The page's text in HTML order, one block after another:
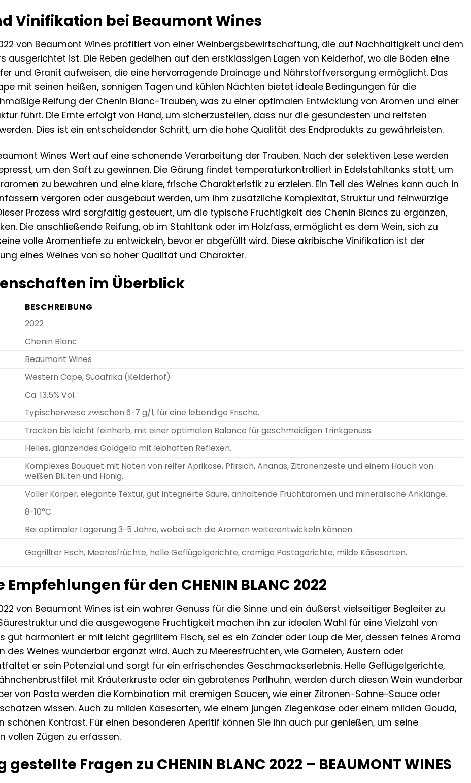
Vinifikation bei Beaumont Wines
2022 von Beaumont Wines profitiert von einer Weinbergsbewirtschaftung, die auf Nachhaltigkeit und dem
ausgerichtet ist. Die Reben gedeihen auf den erstklassigen Lagen von Kelderhof, wo die Böden eine
und Granit aufweisen, die eine hervorragende Drainage und Nährstoffversorgung ermöglicht. Das
mit seinen heißen, sonnigen Tagen und kühlen Nächten bietet ideale Bedingungen für die
Reifung der Chenin Blanc-Trauben, was zu einer optimalen Entwicklung von Aromen und einer
führt. Die Ernte erfolgt von Hand, um sicherzustellen, dass nur die gesündesten und reifsten
Dies ist ein entscheidender Schritt, um die hohe Qualität des Endprodukts zu gewährleisten.
Wines Wert auf eine schonende Verarbeitung der Trauben. Nach der selektiven Lese werden
um den Saft zu gewinnen. Die Gärung findet temperaturkontrolliert in Edelstahltanks statt, um
zu bewahren und eine klare, frische Charakteristik zu erzielen. Ein Teil des Weines kann auch in
vergoren oder ausgebaut werden, um ihm zusätzliche Komplexität, Struktur und feinwürzige
Prozess wird sorgfältig gesteuert, um die typische Fruchtigkeit des Chenin Blancs zu ergänzen,
Die anschließende Reifung, ob im Stahltank oder im Holzfass, ermöglicht es dem Wein, sich zu
volle Aromentiefe zu entwickeln, bevor er abgefüllt wird. Diese akribische Vinifikation ist der
eines Weines von so hoher Qualität und Charakter.
im Überblick
BESCHREIBUNG
2022
Chenin Blanc
Beaumont Wines
Western Cape, Südafrika (Kelderhof)
Ca. 13.5% Vol.
Typischerweise zwischen 6-7 g/l, für eine lebendige Frische.
Trocken bis leicht feinherb, mit einer optimalen Balance für geschmeidigen Trinkgenuss.
Helles, glänzendes Goldgelb mit lebhaften Reflexen.
Komplexes Bouquet mit Noten von reifer Aprikose, Pfirsich, Ananas, Zitronenzeste und einem Hauch von
weißen Blüten und Honig.
Voller Körper, elegante Textur, gut integrierte Säure, anhaltende Fruchtaromen und mineralische Anklänge.
8-10°C
Bei optimaler Lagerung 3-5 Jahre, wobei sich die Aromen weiterentwickeln können.
Gegrillter Fisch, Meeresfrüchte, helle Geflügelgerichte, cremige Pastagerichte, milde Käsesorten.
für den CHENIN BLANC 2022
von Beaumont Wines ist ein wahrer Genuss für die Sinne und ein äußerst vielseitiger Begleiter zu
und die ausgewogene Fruchtigkeit machen ihn zur idealen Wahl für eine Vielzahl von
gut harmoniert er mit leicht gegrilltem Fisch, sei es ein Zander oder Loup de Mer, dessen feines Aroma
des Weines wunderbar ergänzt wird. Auch zu Meeresfrüchten, wie Garnelen, Austern oder
er sein Potenzial und sorgt für ein erfrischendes Geschmackserlebnis. Helle Geflügelgerichte,
mit Kräuterkruste oder ein gebratenes Perlhuhn, werden durch diesen Wein wunderbar
von Pasta werden die Kombination mit cremigen Saucen, wie einer Zitronen-Sahne-Sauce oder
wissen. Auch zu milden Käsesorten, wie einem jungen Ziegenkäse oder einem milden Gouda,
schönen Kontrast. Für einen besonderen Aperitif können Sie ihn auch pur genießen, um seine
vollen Zügen zu erfassen.
gestellte Fragen zu CHENIN BLANC 2022 – BEAUMONT WINES